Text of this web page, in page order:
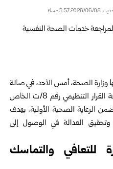
06/08 5:57 مساءً
وزارة الصحة، أمس الأحد، في صالة
نقابة المعلمين بالمزة، على مراجعة القرار ‏التنظيمي رقم 8/ت الخاص
الرعاية الصحية الأولية، بهدف
وتحقيق العدالة في الوصول إلى
للتعافي والتماسك